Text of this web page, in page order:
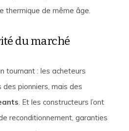
thermique de même âge.
du marché
tournant : les acheteurs
pionniers, mais des
. Et les constructeurs l’ont
reconditionnement, garanties